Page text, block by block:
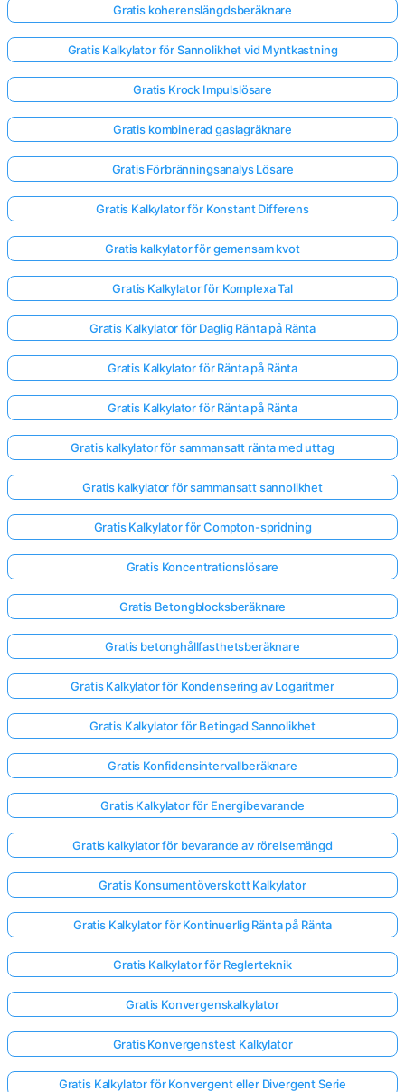
Gratis koherenslängdsberäknare
Gratis Kalkylator för Sannolikhet vid Myntkastning
Gratis Krock Impulslösare
Gratis kombinerad gaslagräknare
Gratis Förbränningsanalys Lösare
Gratis Kalkylator för Konstant Differens
Gratis kalkylator för gemensam kvot
Gratis Kalkylator för Komplexa Tal
Gratis Kalkylator för Daglig Ränta på Ränta
Gratis Kalkylator för Ränta på Ränta
Gratis Kalkylator för Ränta på Ränta
Gratis kalkylator för sammansatt ränta med uttag
Gratis kalkylator för sammansatt sannolikhet
Gratis Kalkylator för Compton-spridning
Gratis Koncentrationslösare
Gratis Betongblocksberäknare
Gratis betonghållfasthetsberäknare
Gratis Kalkylator för Kondensering av Logaritmer
Gratis Kalkylator för Betingad Sannolikhet
Gratis Konfidensintervallberäknare
Gratis Kalkylator för Energibevarande
Gratis kalkylator för bevarande av rörelsemängd
Gratis Konsumentöverskott Kalkylator
Gratis Kalkylator för Kontinuerlig Ränta på Ränta
Gratis Kalkylator för Reglerteknik
Gratis Konvergenskalkylator
Gratis Konvergenstest Kalkylator
Gratis Kalkylator för Konvergent eller Divergent Serie